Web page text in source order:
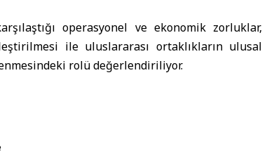
operasyonel ve ekonomik zorluklar,
ile uluslararası ortaklıkların ulusal
rolü değerlendiriliyor.